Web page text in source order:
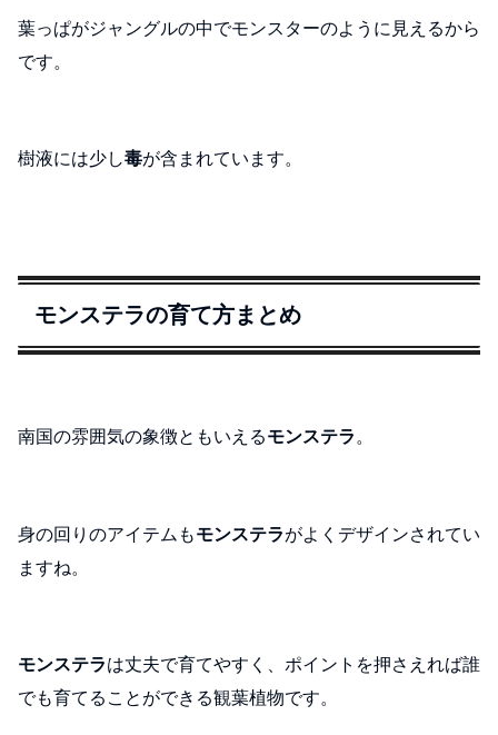
葉っぱがジャングルの中でモンスターのように見えるから
です。
樹液には少し毒が含まれています。
モンステラの育て方まとめ
南国の雰囲気の象徴ともいえるモンステラ 。
身の回りのアイテムもモンステラがよくデザインされてい
ますね。
モンステラは丈夫で育てやすく、ポイントを押さえれば誰
でも育てることができる観葉植物です。